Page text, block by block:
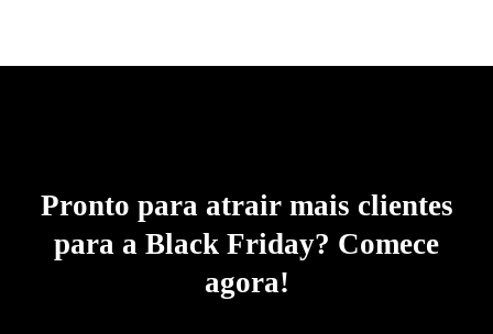
Pronto para atrair mais clientes
para a Black Friday? Comece
agora!